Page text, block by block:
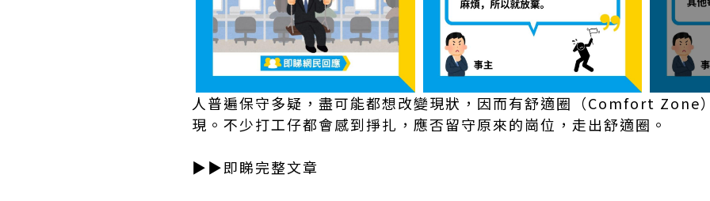
人普遍保守多疑，盡可能都想改變現狀，因而有舒適圈（Comfort Zone
現。不少打工仔都會感到掙扎，應否留守原來的崗位，走出舒適圈。
▶▶即睇完整文章